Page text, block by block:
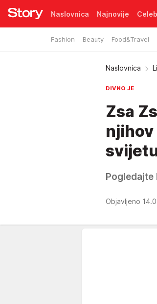
Naslovnica Najnovije
Fashion Beauty Food&Travel
Pretplata
Naslovnica
DIVNO JE
Zsa
njihov
Pogledajte
Objavljeno